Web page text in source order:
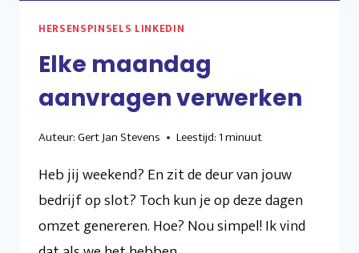
HERSENSPINSELS LINKEDIN
Elke maandag
aanvragen verwerken
Auteur:Gert Jan Stevens Leestijd:1minuut
Heb jij weekend? En zit de deur van jouw
bedrijf op slot? Toch kun je op deze dagen
omzet genereren. Hoe? Nou simpel! Ik vind